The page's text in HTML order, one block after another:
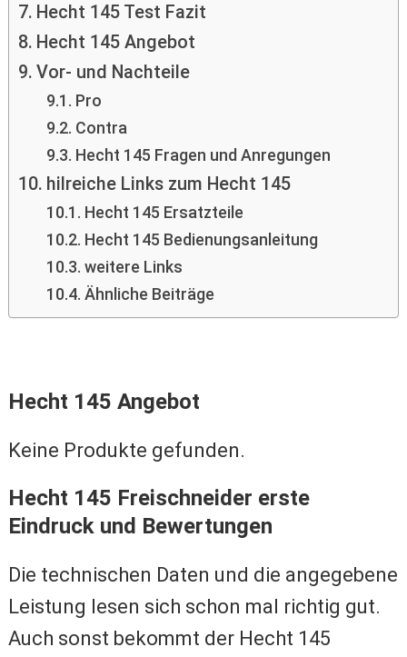
Hecht 145 Test Fazit
Hecht 145 Angebot
Vor- und Nachteile
Pro
Contra
Hecht 145 Fragen und Anregungen
hilreiche Links zum Hecht 145
Hecht 145 Ersatzteile
Hecht 145 Bedienungsanleitung
weitere Links
Ähnliche Beiträge
Hecht 145 Angebot
Keine Produkte gefunden.
Hecht 145 Freischneider erste
Eindruck und Bewertungen
Die technischen Daten und die angegebene
Leistung lesen sich schon mal richtig gut.
Auch sonst bekommt der Hecht 145